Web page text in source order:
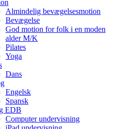
Almindelig bevægelsesmotion
Bevægelse
God motion for folk i en moden
alder M/K
Pilates
Yoga
Dans
Engelsk
Spansk
EDB
Computer undervisning